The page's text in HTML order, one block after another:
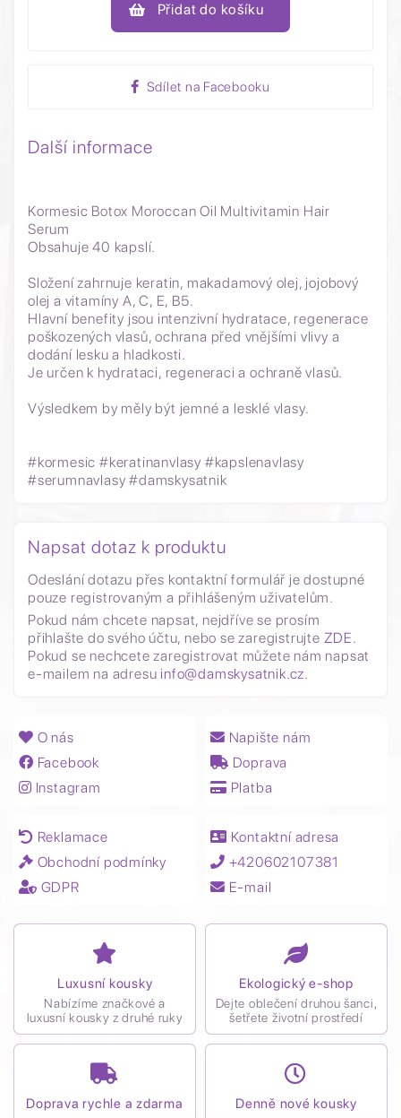
Přidat do košíku
Sdílet na Facebooku
Další informace
Kormesic Botox Moroccan Oil Multivitamin Hair
Serum
Obsahuje 40 kapslí.
Složení zahrnuje keratin, makadamový olej, jojobový
olej a vitamíny A, C, E, B5.
Hlavní benefity jsou intenzivní hydratace, regenerace
poškozených vlasů, ochrana před vnějšími vlivy a
dodání lesku a hladkosti.
Je určen k hydrataci, regeneraci a ochraně vlasů.
Výsledkem by měly být jemné a lesklé vlasy.
#kormesic #keratinanvlasy #kapslenavlasy
#serumnavlasy #damskysatnik
Napsat dotaz k produktu
Odeslání dotazu přes kontaktní formulář je dostupné
pouze registrovaným a přihlášeným uživatelům.
Pokud nám chcete napsat, nejdříve se prosím
přihlašte do svého účtu, nebo se zaregistrujte ZDE.
Pokud se nechcete zaregistrovat můžete nám napsat
e-mailem na adresu info@damskysatnik.cz.
O nás
Facebook
Instagram
Napište nám
Doprava
Platba
Reklamace
Obchodní podmínky
GDPR
Kontaktní adresa
+420602107381
E-mail
Luxusní kousky
Nabízíme značkové a
luxusní kousky z druhé ruky
Ekologický e-shop
Dejte oblečení druhou šanci,
šetřete životní prostředí
Doprava rychle a zdarma Denně nové kousky